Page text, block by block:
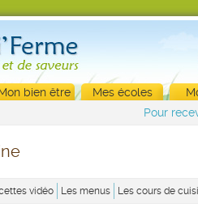
bien être Mes écoles
Pour
vidéo Les menus Les cours de